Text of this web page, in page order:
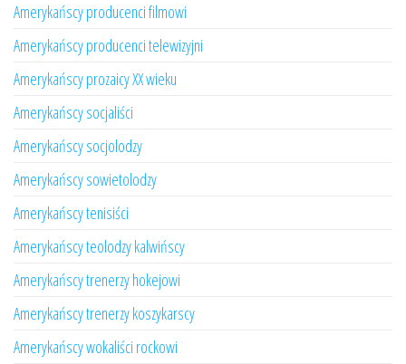
Amerykańscy producenci filmowi
Amerykańscy producenci telewizyjni
Amerykańscy prozaicy XX wieku
Amerykańscy socjaliści
Amerykańscy socjolodzy
Amerykańscy sowietolodzy
Amerykańscy tenisiści
Amerykańscy teolodzy kalwińscy
Amerykańscy trenerzy hokejowi
Amerykańscy trenerzy koszykarscy
Amerykańscy wokaliści rockowi